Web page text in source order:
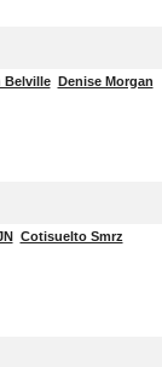
Belville Denise Morgan
Cotisuelto Smrz